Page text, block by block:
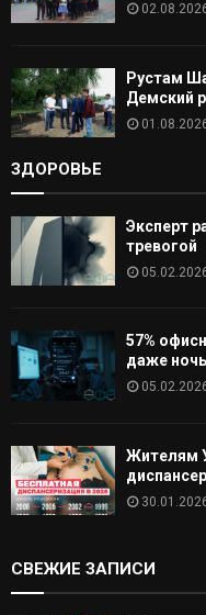
Рустам
Демский
ЗДОРОВЬЕ
Эксперт
тревогой
57%
даже
Жителям
СВЕЖИЕ ЗАПИСИ